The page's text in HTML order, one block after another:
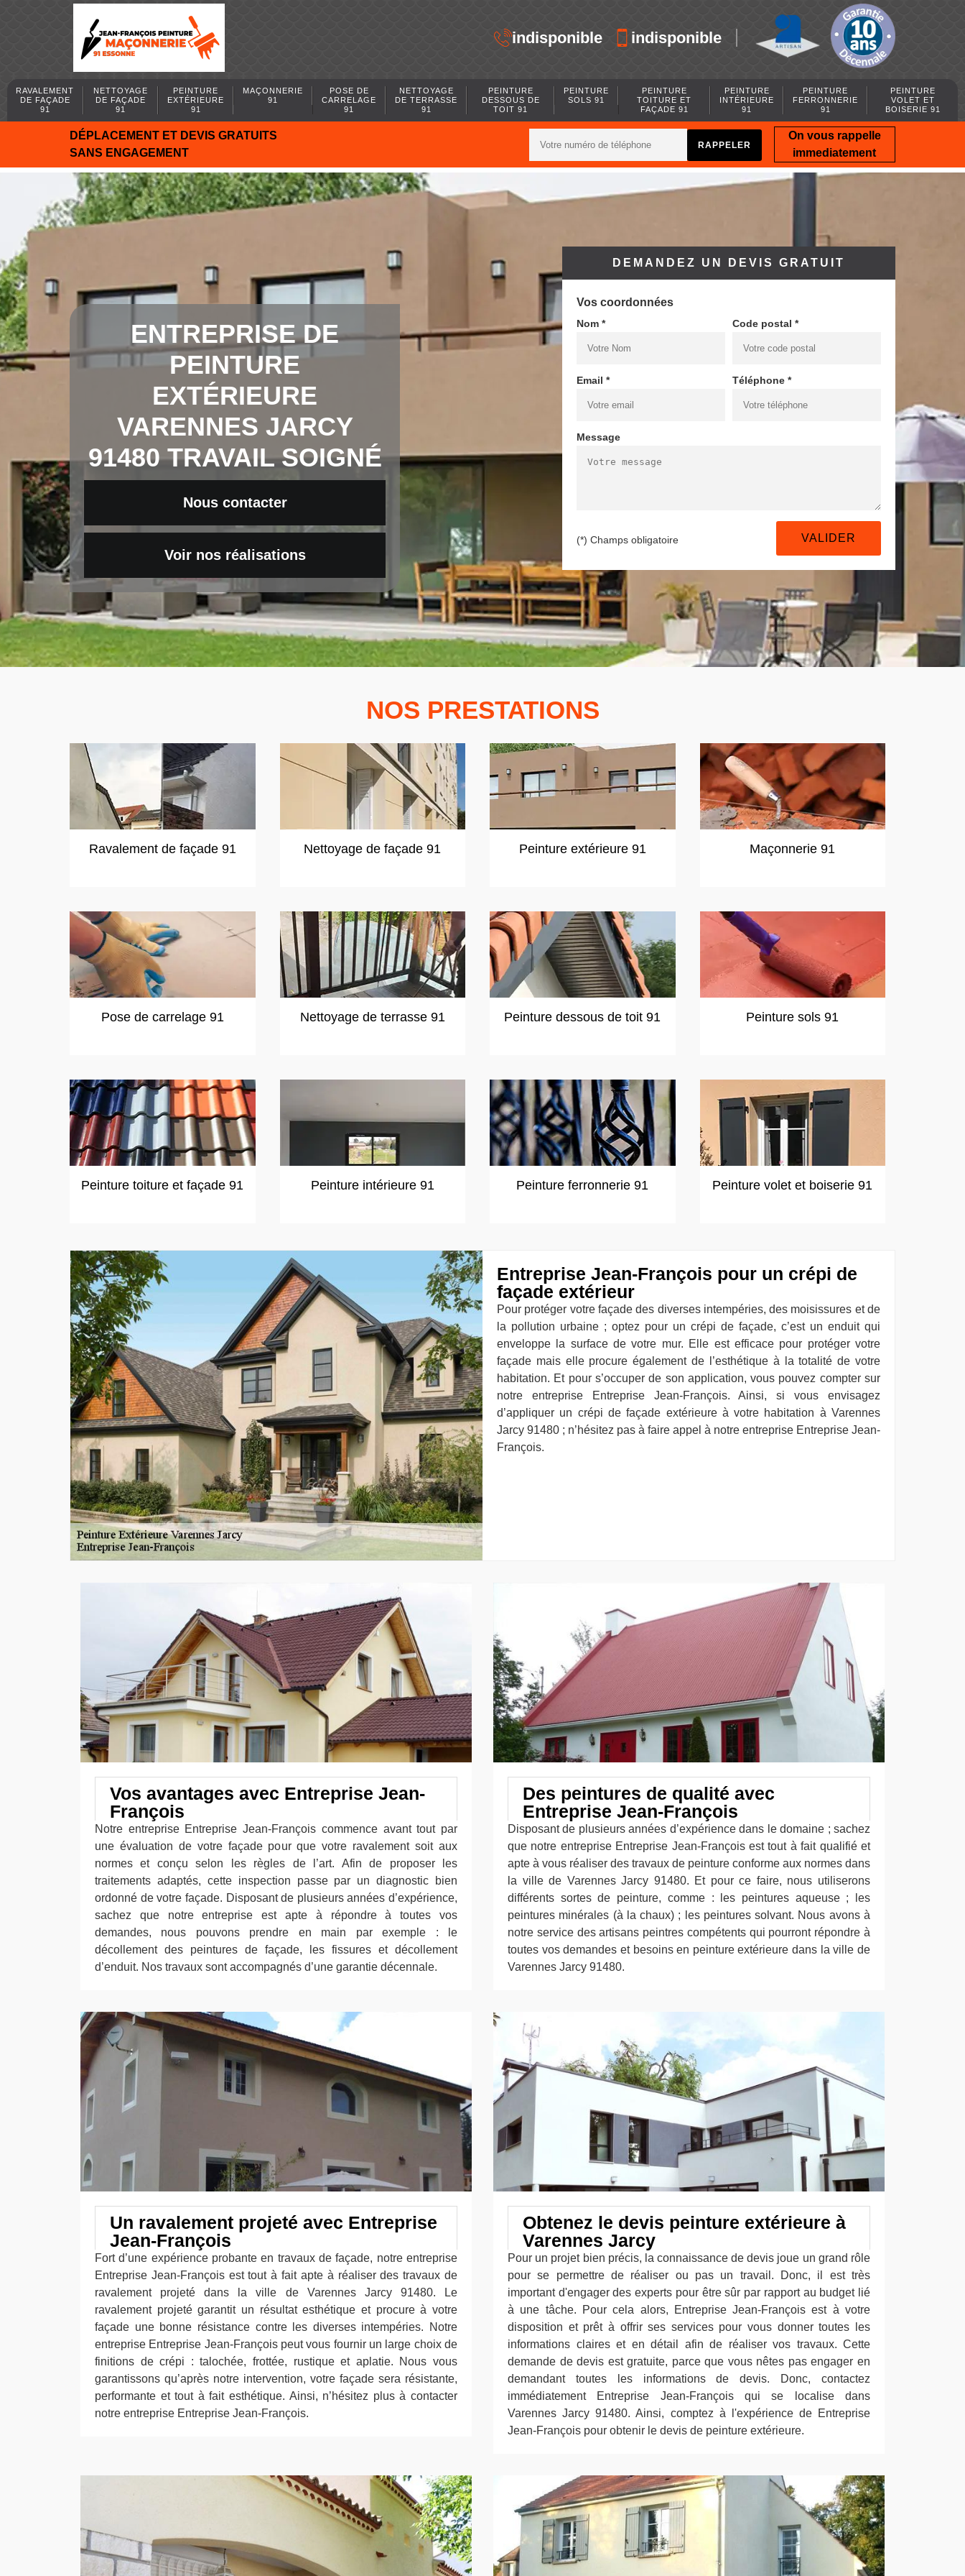
indisponible indisponible
RAVALEMENT
DE FAÇADE
91
NETTOYAGE
DE FAÇADE
91
PEINTURE
EXTÉRIEURE
91
MAÇONNERIE
91
POSE DE
CARRELAGE
91
NETTOYAGE
DE TERRASSE
91
PEINTURE
DESSOUS DE
TOIT 91
PEINTURE
SOLS 91
PEINTURE
TOITURE ET
FAÇADE 91
PEINTURE
INTÉRIEURE
91
PEINTURE
FERRONNERIE
91
PEINTURE
VOLET ET
BOISERIE 91
DÉPLACEMENT ET DEVIS GRATUITS
SANS ENGAGEMENT
On vous rappelle
immediatement
ENTREPRISE DE
PEINTURE
EXTÉRIEURE
VARENNES JARCY
91480 TRAVAIL SOIGNÉ
Nous contacter
Voir nos réalisations
DEMANDEZ UN DEVIS GRATUIT
Vos coordonnées
Nom * Code postal *
Email * Téléphone *
Message
(*) Champs obligatoire
NOS PRESTATIONS
Ravalement de façade 91 Nettoyage de façade 91 Peinture extérieure 91 Maçonnerie 91
Pose de carrelage 91 Nettoyage de terrasse 91 Peinture dessous de toit 91 Peinture sols 91
Peinture toiture et façade 91 Peinture intérieure 91 Peinture ferronnerie 91 Peinture volet et boiserie 91
Entreprise Jean-François pour un crépi de
façade extérieur
Pour protéger votre façade des diverses intempéries, des moisissures et de
la pollution urbaine ; optez pour un crépi de façade, c’est un enduit qui
enveloppe la surface de votre mur. Elle est efficace pour protéger votre
façade mais elle procure également de l’esthétique à la totalité de votre
habitation. Et pour s’occuper de son application, vous pouvez compter sur
notre entreprise Entreprise Jean-François. Ainsi, si vous envisagez
d’appliquer un crépi de façade extérieure à votre habitation à Varennes
Jarcy 91480 ; n’hésitez pas à faire appel à notre entreprise Entreprise Jean-
François.
Vos avantages avec Entreprise Jean-
François
Notre entreprise Entreprise Jean-François commence avant tout par
une évaluation de votre façade pour que votre ravalement soit aux
normes et conçu selon les règles de l’art. Afin de proposer les
traitements adaptés, cette inspection passe par un diagnostic bien
ordonné de votre façade. Disposant de plusieurs années d’expérience,
sachez que notre entreprise est apte à répondre à toutes vos
demandes, nous pouvons prendre en main par exemple : le
décollement des peintures de façade, les fissures et décollement
d’enduit. Nos travaux sont accompagnés d’une garantie décennale.
Des peintures de qualité avec
Entreprise Jean-François
Disposant de plusieurs années d’expérience dans le domaine ; sachez
que notre entreprise Entreprise Jean-François est tout à fait qualifié et
apte à vous réaliser des travaux de peinture conforme aux normes dans
la ville de Varennes Jarcy 91480. Et pour ce faire, nous utiliserons
différents sortes de peinture, comme : les peintures aqueuse ; les
peintures minérales (à la chaux) ; les peintures solvant. Nous avons à
notre service des artisans peintres compétents qui pourront répondre à
toutes vos demandes et besoins en peinture extérieure dans la ville de
Varennes Jarcy 91480.
Un ravalement projeté avec Entreprise
Jean-François
Fort d’une expérience probante en travaux de façade, notre entreprise
Entreprise Jean-François est tout à fait apte à réaliser des travaux de
ravalement projeté dans la ville de Varennes Jarcy 91480. Le
ravalement projeté garantit un résultat esthétique et procure à votre
façade une bonne résistance contre les diverses intempéries. Notre
entreprise Entreprise Jean-François peut vous fournir un large choix de
finitions de crépi : talochée, frottée, rustique et aplatie. Nous vous
garantissons qu’après notre intervention, votre façade sera résistante,
performante et tout à fait esthétique. Ainsi, n’hésitez plus à contacter
notre entreprise Entreprise Jean-François.
Obtenez le devis peinture extérieure à
Varennes Jarcy
Pour un projet bien précis, la connaissance de devis joue un grand rôle
pour se permettre de réaliser ou pas un travail. Donc, il est très
important d'engager des experts pour être sûr par rapport au budget lié
à une tâche. Pour cela alors, Entreprise Jean-François est à votre
disposition et prêt à offrir ses services pour vous donner toutes les
informations claires et en détail afin de réaliser vos travaux. Cette
demande de devis est gratuite, parce que vous nêtes pas engager en
demandant toutes les informations de devis. Donc, contactez
immédiatement Entreprise Jean-François qui se localise dans
Varennes Jarcy 91480. Ainsi, comptez à l'expérience de Entreprise
Jean-François pour obtenir le devis de peinture extérieure.